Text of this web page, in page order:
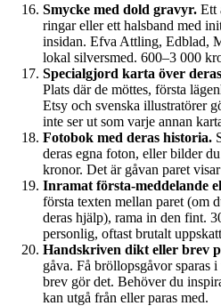
Smycke med dold gravyr. Ett
ringar eller ett halsband med
insidan. Efva Attling, Edblad,
lokal silversmed. 600–3 000
Specialgjord karta över
Plats där de möttes, första
Etsy och svenska illustratörer
inte ser ut som varje annan
Fotobok med deras historia.
deras egna foton, eller bilder
kronor. Det är gåvan paret
Inramat första-meddelande
första texten mellan paret (om
deras hjälp), rama in den fint.
personlig, oftast brutalt
Handskriven dikt eller brev
gåva. Få bröllopsgåvor
brev gör det. Behöver du
kan utgå från eller paras med.